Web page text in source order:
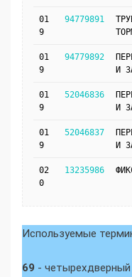
01
9
94779891
01
9
94779892
И
01
9
52046836
И
01
9
52046837
И
02
0
13235986
Используемые
69 - четырехдверный